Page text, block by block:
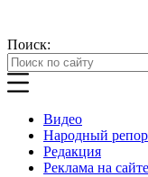
Поиск:
Видео
Народный
Редакция
Реклама на сайте